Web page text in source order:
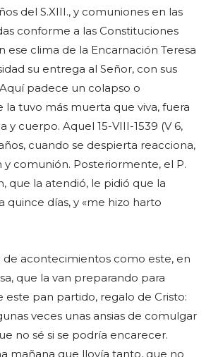
del S.XIII., y comuniones en las
conforme a las Constituciones
ese clima de la Encarnación Teresa
su entrega al Señor, con sus
padece un colapso o
la tuvo más muerta que viva, fuera
y cuerpo. Aquel 15-VIII-1539 (V 6,
cuando se despierta reacciona,
y comunión. Posteriormente, el P.
que la atendió, le pidió que la
quince días, y «me hizo harto
de acontecimientos como este, en
que la van preparando para
este pan partido, regalo de Cristo:
veces unas ansias de comulgar
no sé si se podría encarecer.
mañana que llovía tanto, que no